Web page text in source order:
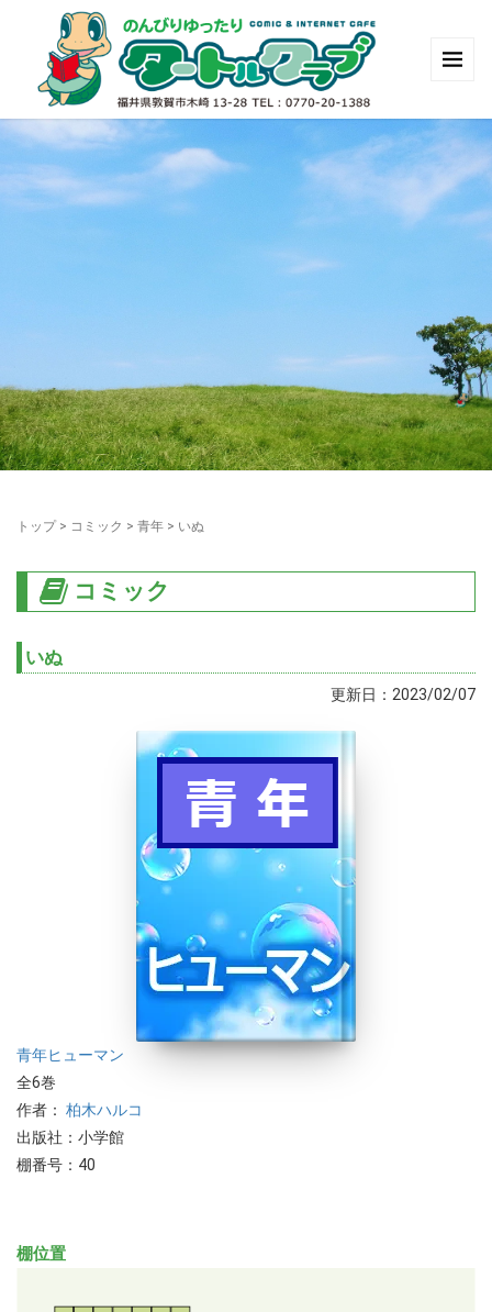
トップ> コミック > 青年 > いぬ
コミック
いぬ
更新日：2023/02/07
青年ヒューマン
全6巻
作者： 柏木ハルコ
出版社：小学館
棚番号：40
棚位置